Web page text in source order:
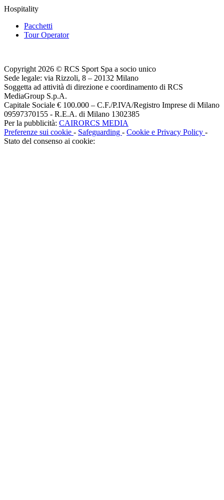
Hospitality
Pacchetti
Tour Operator
Copyright 2026 © RCS Sport Spa a socio unico
Sede legale: via Rizzoli, 8 – 20132 Milano
Soggetta ad attività di direzione e coordinamento di RCS
MediaGroup S.p.A.
Capitale Sociale € 100.000 – C.F./P.IVA/Registro Imprese di Milano
09597370155 - R.E.A. di Milano 1302385
Per la pubblicità: CAIRORCS MEDIA
Preferenze sui cookie - Safeguarding - Cookie e Privacy Policy -
Stato del consenso ai cookie: